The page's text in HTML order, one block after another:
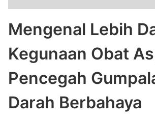
Mengenal Lebih
Kegunaan Obat
Pencegah
Darah Berbahaya